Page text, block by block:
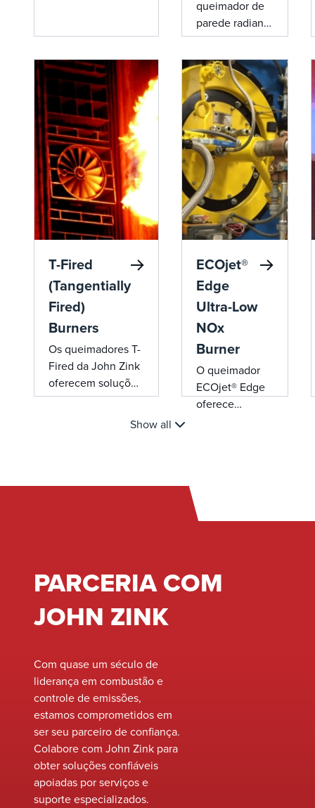
estáveis e
emissões de NOx
tão baixas quanto
15 ppm.
queimador de
parede radiante
WALFIRE™ é o
queimador de
parede radiante
compatível
com hidrogênio
mais alto
disponível no
mercado,
garantindo uma
combustão
segura e
eficiente.
T-Fired
(Tangentially
Fired)
Burners
Os queimadores T-
Fired da John Zink
oferecem soluções
de combustão de
baixa emissão para
apresentando
ECOjet®
Edge
Ultra-Low
NOx
Burner
O queimador
ECOjet® Edge
oferece
avançada em
aplicações de
petróleo e gás
Show all
PARCERIA COM
JOHN ZINK
Com quase um século de
liderança em combustão e
controle de emissões,
estamos comprometidos em
ser seu parceiro de confiança.
Colabore com John Zink para
obter soluções confiáveis
apoiadas por serviços e
suporte especializados.